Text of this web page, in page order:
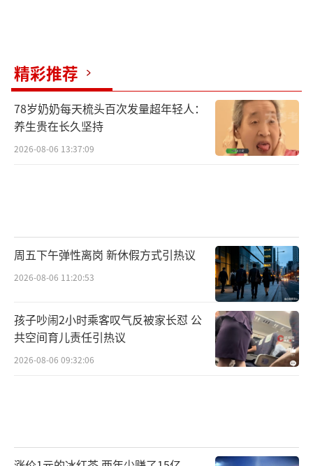
精彩推荐
78岁奶奶每天梳头百次发量超年轻人：
养生贵在长久坚持
2026-08-06 13:37:09
周五下午弹性离岗 新休假方式引热议
2026-08-06 11:20:53
孩子吵闹2小时乘客叹气反被家长怼 公
共空间育儿责任引热议
2026-08-06 09:32:06